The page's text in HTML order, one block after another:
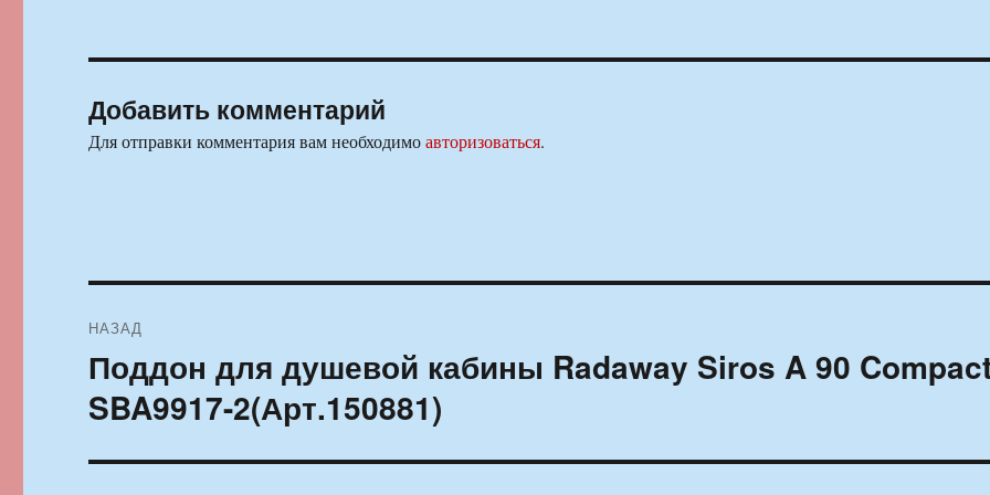
Добавить комментарий
Для отправки комментария вам необходимоавторизоваться.
по
записям
НАЗАД
Предыдущая
запись:
Поддон для душевой кабины Radaway Siros A 90
SBA9917-2(Арт.150881)